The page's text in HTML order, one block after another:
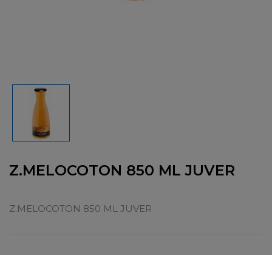
Z.MELOCOTON 850 ML JUVER
Z.MELOCOTON 850 ML JUVER